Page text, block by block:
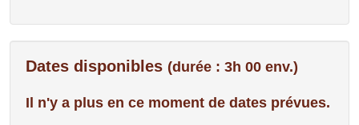
Dates disponibles (durée : 3h 00 env.)
Il n'y a plus en ce moment de dates prévues.